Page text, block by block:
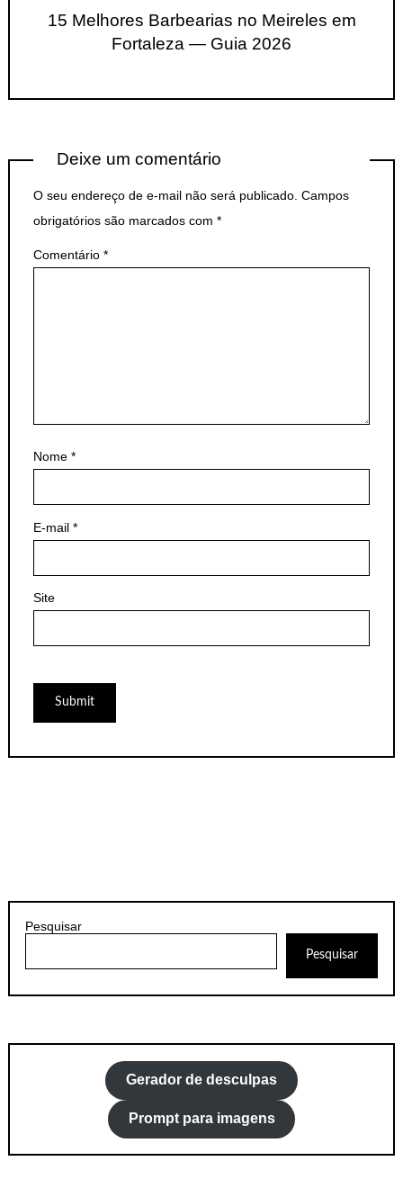
15 Melhores Barbearias no Meireles em
Fortaleza — Guia 2026
Deixe um comentário
O seu endereço de e-mail não será publicado. Campos
obrigatórios são marcados com *
Comentário *
Nome *
E-mail *
Site
Pesquisar
Pesquisar
Gerador de desculpas
Prompt para imagens